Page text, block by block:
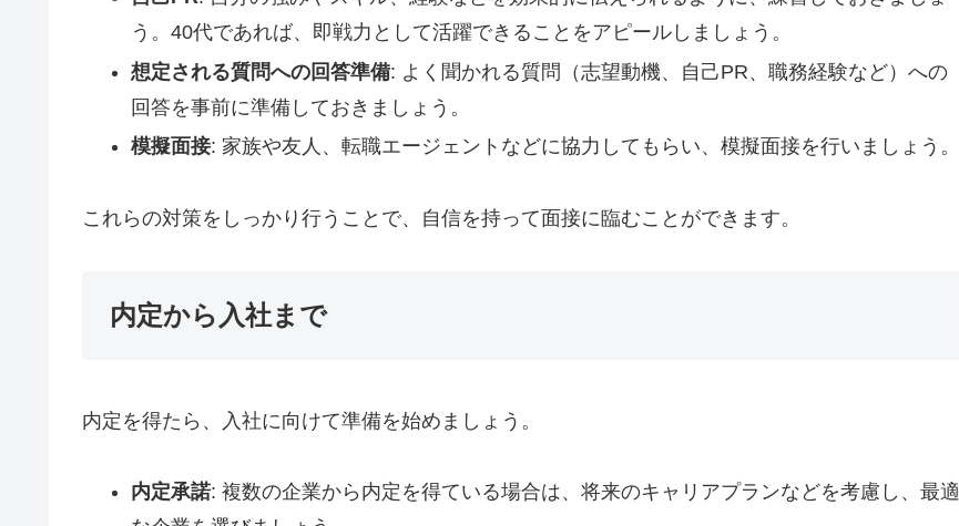
う。40代であれば、即戦力として活躍できることをアピールしましょう。
想定される質問への回答準備: よく聞かれる質問（志望動機、自己PR、職務経験など）への
回答を事前に準備しておきましょう。
模擬面接: 家族や友人、転職エージェントなどに協力してもらい、模擬面接を行いましょう。
これらの対策をしっかり行うことで、自信を持って面接に臨むことができます。
内定から入社まで
内定を得たら、入社に向けて準備を始めましょう。
内定承諾: 複数の企業から内定を得ている場合は、将来のキャリアプランなどを考慮し、最適